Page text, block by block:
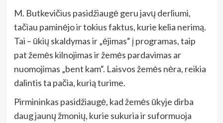
M. Butkevičius pasidžiaugė geru javų derliumi,
tačiau paminėjo ir tokius faktus, kurie kelia nerimą.
Tai – ūkių skaldymas ir „ėjimas“ į programas, taip
pat žemės kilnojimas ir žemės pardavimas ar
nuomojimas „bent kam“. Laisvos žemės nėra, reikia
dalintis ta pačia, kurią turime.
Pirmininkas pasidžiaugė, kad žemės ūkyje dirba
daug jaunų žmonių, kurie sukuria ir suformuoja